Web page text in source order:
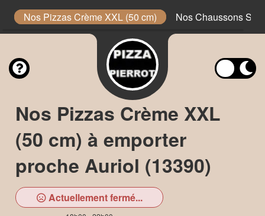
Nos Pizzas Crème XXL (50 cm) Nos Chaussons
Nos Pizzas Crème XXL
(50 cm) à emporter
proche Auriol (13390)
Actuellement fermé...